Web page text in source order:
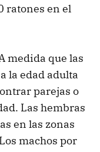
ratones en el
medida que las
la edad adulta
parejas o
Las hembras
en las zonas
machos por